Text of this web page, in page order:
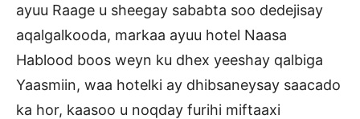
ayuu Raage u sheegay sababta soo dedejisay
aqalgalkooda, markaa ayuu hotel Naasa
Hablood boos weyn ku dhex yeeshay qalbiga
Yaasmiin, waa hotelki ay dhibsaneysay saacado
ka hor, kaasoo u noqday furihi miftaaxi